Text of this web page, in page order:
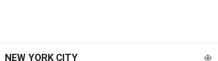
NEW YORK CITY